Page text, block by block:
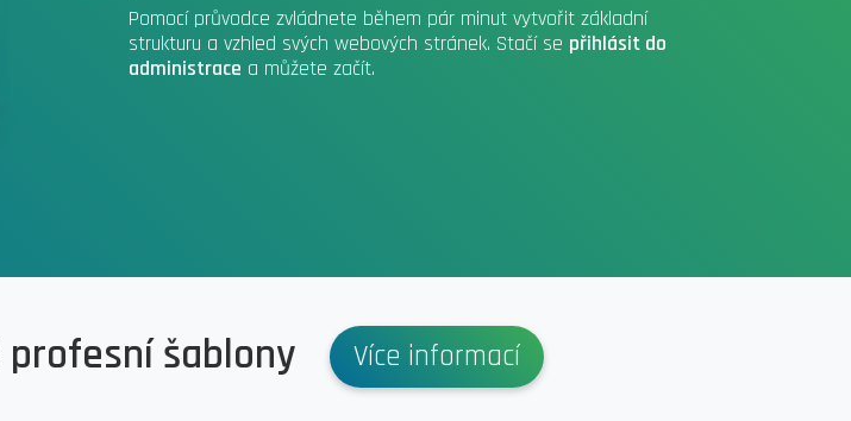
Pomocí průvodce zvládnete během pár minut vytvořit základní
strukturu a vzhled svých webových stránek. Stačí se přihlásit do
administrace a můžete začít.
profesní šablony Více informací